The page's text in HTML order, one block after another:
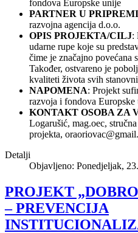
fondova Europske unije
PARTNER U
razvojna agencija d.o.o.
OPIS PROJEKTA/CILJ:
udarne rupe koje su
čime je značajno povećana
Također, ostvareno je
kvaliteti života svih
NAPOMENA: Projekt
razvoja i fondova Europske
KONTAKT OSOBA ZA
Logarušić, mag.oec,
projekta,
Detalji
Objavljeno: Ponedjeljak,
PROJEKT
– PREVENCIJA